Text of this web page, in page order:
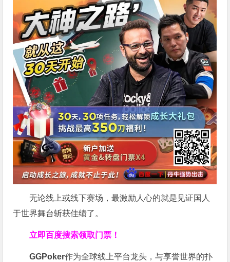
无论线上或线下赛场，最激励人心的就是见证国人
于世界舞台斩获佳绩了。
立即百度搜索领取门票！
GGPoker作为全球线上平台龙头，与享誉世界的扑